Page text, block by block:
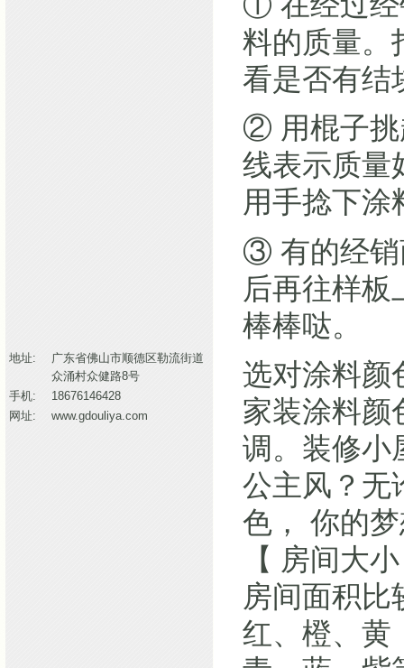
料的质量。
看是否有结
② 用棍子挑
线表示质量
用手捻下涂
③ 有的经销
后再往样板
棒棒哒。
选对涂料颜
家装涂料颜
调。装修小
公主风？无
色， 你的
【 房间大
房间面积比
红、橙、黄
地址:
广东省佛山市顺德区勒流街道
众涌村众健路8号
手机:
18676146428
网址:
www.gdouliya.com